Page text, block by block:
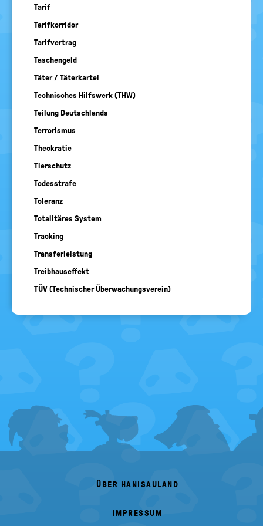
EURE AKTUELLEN FRAGEN...
Tarif
Tarifkorridor
Tarifvertrag
Taschengeld
Täter / Täterkartei
Technisches Hilfswerk (THW)
Teilung Deutschlands
Terrorismus
Theokratie
Tierschutz
Todesstrafe
Toleranz
Totalitäres System
Tracking
Transferleistung
Treibhauseffekt
TÜV (Technischer Überwachungsverein)
FOOTER
MENU
ÜBER HANISAULAND
IMPRESSUM